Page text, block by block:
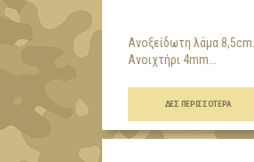
Ανοξείδωτη λάμα 8,5cm.
Ανοιχτήρι 4mm...
ΔΕΣ ΠΕΡΙΣΣΌΤΕΡΑ